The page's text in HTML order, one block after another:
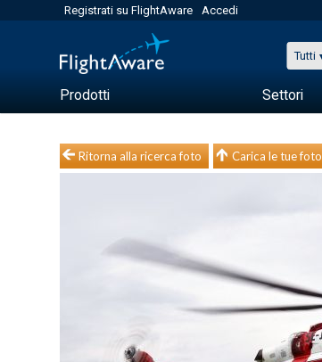
Registrati su FlightAware Accedi
Tutti
Prodotti Settori
Ritorna alla ricerca foto Carica le tue foto